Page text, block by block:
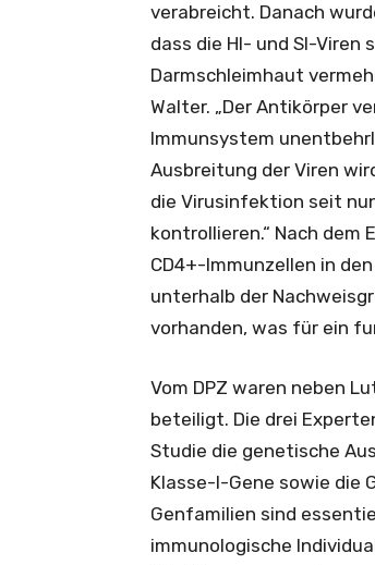
verabreicht. Danach
dass die HI- und SI-Viren
Darmschleimhaut
Walter. „Der Antikörper
Immunsystem
Ausbreitung der Viren
die Virusinfektion seit
kontrollieren.“ Nach dem
CD4+-Immunzellen in
unterhalb der
vorhanden, was für ein
Vom DPZ waren neben
beteiligt. Die drei
Studie die genetische
Klasse-I-Gene sowie die
Genfamilien sind
immunologische